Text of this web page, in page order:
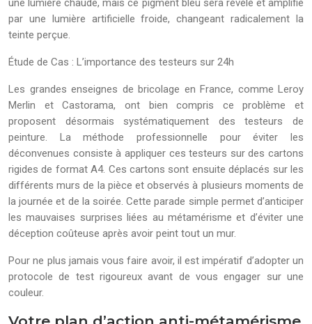
une lumière chaude, mais ce pigment bleu sera révélé et amplifié
par une lumière artificielle froide, changeant radicalement la
teinte perçue.
Étude de Cas : L’importance des testeurs sur 24h
Les grandes enseignes de bricolage en France, comme Leroy
Merlin et Castorama, ont bien compris ce problème et
proposent désormais systématiquement des testeurs de
peinture. La méthode professionnelle pour éviter les
déconvenues consiste à appliquer ces testeurs sur des cartons
rigides de format A4. Ces cartons sont ensuite déplacés sur les
différents murs de la pièce et observés à plusieurs moments de
la journée et de la soirée. Cette parade simple permet d’anticiper
les mauvaises surprises liées au métamérisme et d’éviter une
déception coûteuse après avoir peint tout un mur.
Pour ne plus jamais vous faire avoir, il est impératif d’adopter un
protocole de test rigoureux avant de vous engager sur une
couleur.